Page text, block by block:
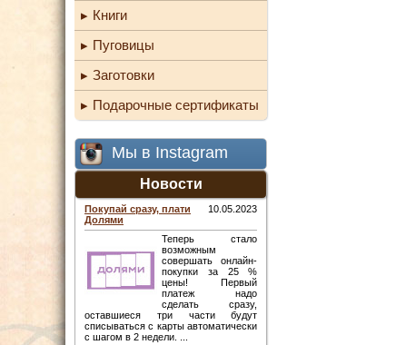
Книги
Пуговицы
Заготовки
Подарочные сертификаты
Мы в Instagram
Новости
Покупай сразу, плати
Долями
10.05.2023
Теперь стало
возможным
совершать онлайн-
покупки за 25 %
цены! Первый
платеж надо
сделать сразу,
оставшиеся три части будут
списываться с карты автоматически
с шагом в 2 недели. ...